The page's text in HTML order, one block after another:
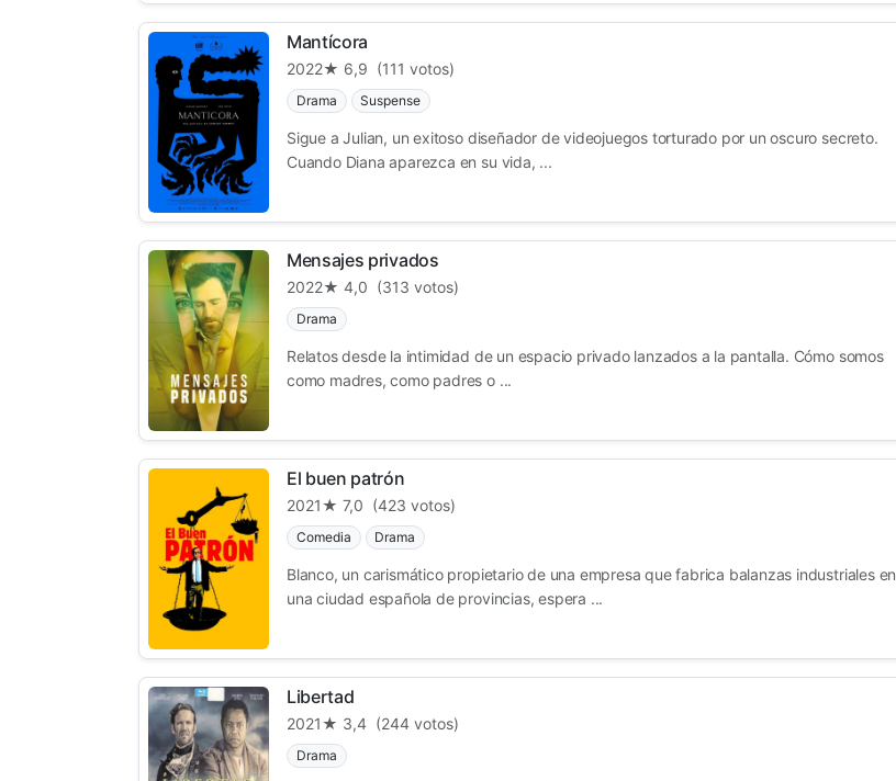
Mantícora
2022★ 6,9 (111 votos)
Drama Suspense
Sigue a Julian, un exitoso diseñador de videojuegos torturado por un oscuro secreto.
Cuando Diana aparezca en su vida, ...
Mensajes privados
2022★ 4,0 (313 votos)
Drama
Relatos desde la intimidad de un espacio privado lanzados a la pantalla. Cómo somos
como madres, como padres o ...
El buen patrón
2021★ 7,0 (423 votos)
Comedia Drama
Blanco, un carismático propietario de una empresa que fabrica balanzas industriales en
una ciudad española de provincias, espera ...
Libertad
2021★ 3,4 (244 votos)
Drama